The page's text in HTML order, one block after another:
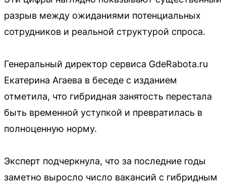
разрыв между ожиданиями потенциальных
сотрудников и реальной структурой спроса.
Генеральный директор сервиса GdeRabota.ru
Екатерина Агаева в беседе с изданием
отметила, что гибридная занятость перестала
быть временной уступкой и превратилась в
полноценную норму.
Эксперт подчеркнула, что за последние годы
заметно выросло число вакансий с гибридным